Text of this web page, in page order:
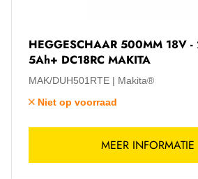
HEGGESCHAAR 500MM 18V -
5Ah+ DC18RC MAKITA
MAK/DUH501RTE
Makita®
Niet op voorraad
MEER INFORMATIE